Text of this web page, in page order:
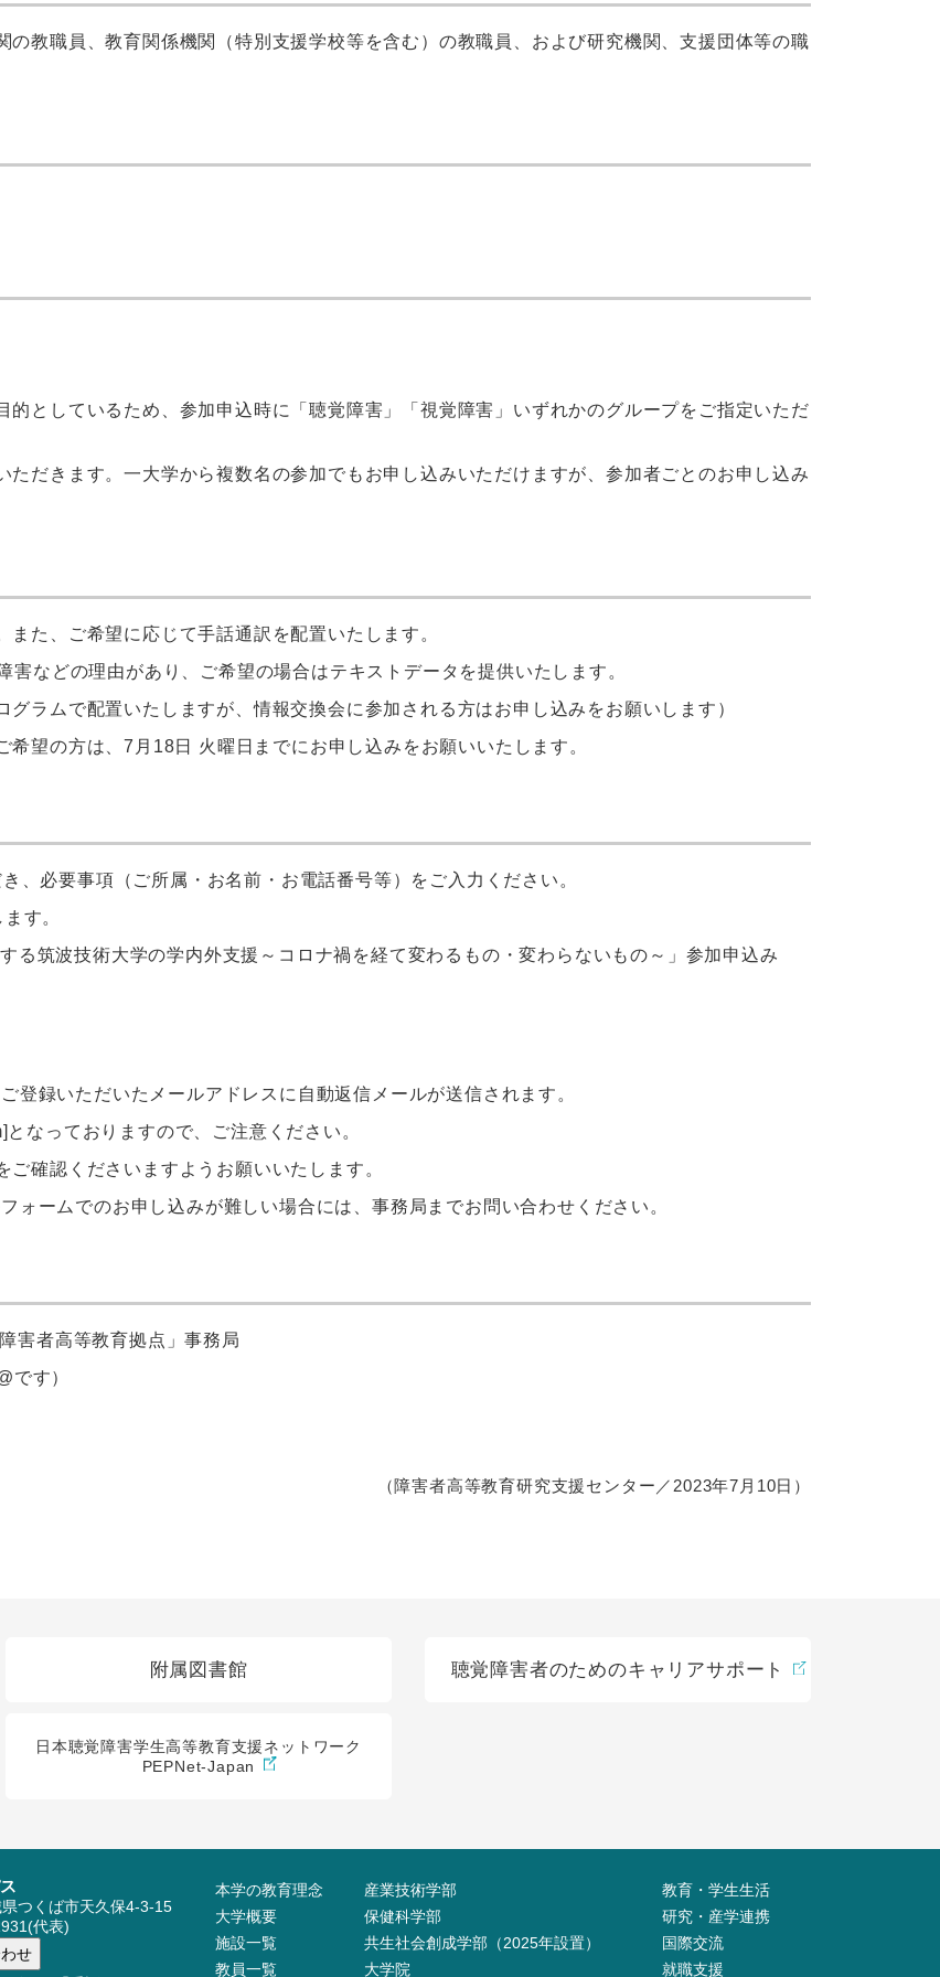
教職員、教育関係機関（特別支援学校等を含む）の教職員、および研究機関、支援団体等の職
としているため、参加申込時に「聴覚障害」「視覚障害」いずれかのグループをご指定いただ
だきます。一大学から複数名の参加でもお申し込みいただけますが、参加者ごとのお申し込み
た、ご希望に応じて手話通訳を配置いたします。
害などの理由があり、ご希望の場合はテキストデータを提供いたします。
グラムで配置いたしますが、情報交換会に参加される方はお申し込みをお願いします）
希望の方は、7 月 18日 火曜日 までにお申し込みをお願いいたします。
、必要事項（ご所属・お名前・お電話番号等）をご入力ください。
す。
る筑波技術大学の学内外支援～コロナ禍を経て変わるもの・変わらないもの～」参加申込み
登録いただいたメールアドレスに自動返信メールが送信されます。
となっておりますので、ご注意ください。
確認くださいますようお願いいたします。
フォームでのお申し込みが難しい場合には、事務局までお問い合わせください。
害者高等教育拠点」事務局
です）
（障害者高等教育研究支援センター／2023年7月10日）
附属図書館 聴覚障害者のためのキャリアサポート
日本聴覚障害学生高等教育支援ネットワーク
PEPNet-Japan
つくば市天久保4-3-15
代表)
本学の教育理念
大学概要
施設⼀覧
教員⼀覧
産業技術学部
保健科学部
共生社会創成学部（2025年設置）
大学院
教育・学生生活
研究・産学連携
国際交流
就職支援